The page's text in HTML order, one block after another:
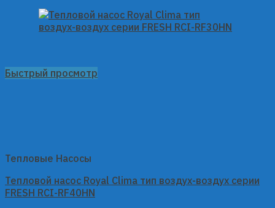
Быстрый просмотр
Тепловые Насосы
Тепловой насос Royal Clima тип воздух-воздух серии
FRESH RCI-RF40HN